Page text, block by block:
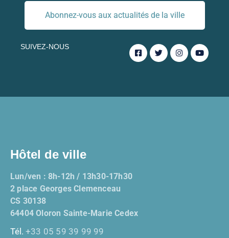
Abonnez-vous aux actualités de la ville
SUIVEZ-NOUS
Hôtel de ville
Lun/ven : 8h-12h / 13h30-17h30
2 place Georges Clemenceau
CS 30138
64404 Oloron Sainte-Marie Cedex
Tél. +33 05 59 39 99 99